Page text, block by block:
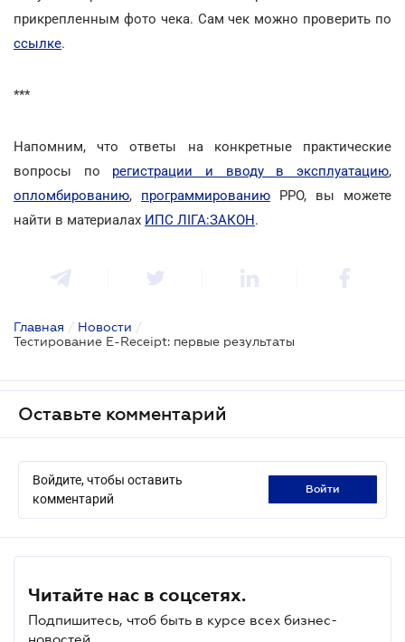
прикрепленным фото чека. Сам чек можно проверить по
ссылке.
***
Напомним, что ответы на конкретные практические
вопросы по регистрации и вводу в эксплуатацию,
опломбированию, программированию РРО, вы можете
найти в материалах ИПС ЛІГА:ЗАКОН.
Главная / Новости /
Тестирование E-Receipt: первые результаты
Оставьте комментарий
Войдите, чтобы оставить
комментарий
войти
Читайте нас в соцсетях.
Подпишитесь, чтоб быть в курсе всех бизнес-
новостей.